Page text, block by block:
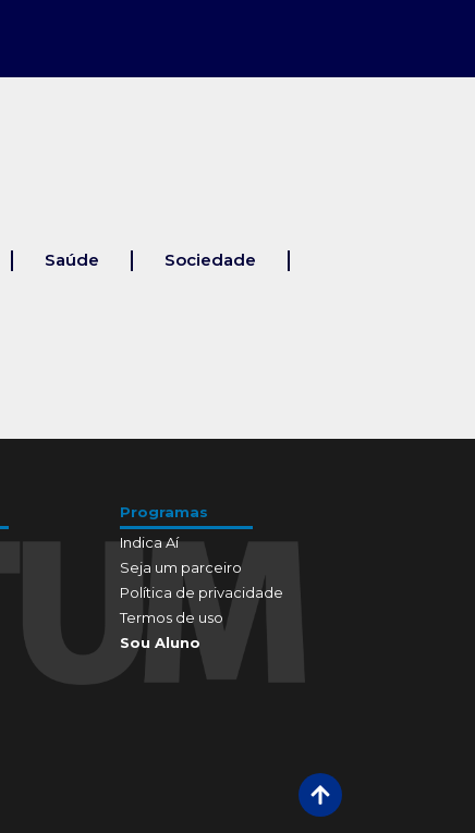
Saúde Sociedade
Programas
Indica Aí
Seja um parceiro
Política de privacidade
Termos de uso
Sou Aluno